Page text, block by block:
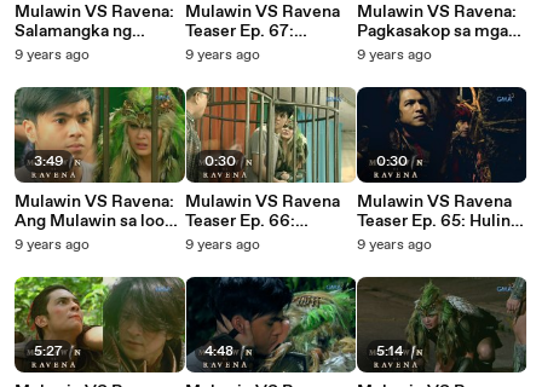
Mulawin VS Ravena:
Salamangka ng
Balasik ni Daragit |
9 years ago
3:49
Mulawin VS Ravena:
Ang Mulawin sa loob
ng perya | Episode 66
9 years ago
5:27
Mulawin VS Ravena
Teaser Ep. 67:
Maghahari na ba ang
9 years ago
0:30
Mulawin VS Ravena
Teaser Ep. 66:
Proteksyon kay
9 years ago
4:48
Mulawin VS Ravena:
Pagkasakop sa mga
Mulawin | Episode 67
9 years ago
0:30
Mulawin VS Ravena
Teaser Ep. 65: Huling
apat na linggo
9 years ago
5:14